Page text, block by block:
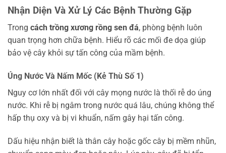
Nhận Diện Và Xử Lý Các Bệnh Thường Gặp
Trong cách trồng xương rồng sen đá, phòng bệnh luôn
quan trọng hơn chữa bệnh. Hiểu rõ các mối đe dọa giúp
bảo vệ cây khỏi sự tấn công của mầm bệnh.
Úng Nước Và Nấm Mốc (Kẻ Thù Số 1)
Nguy cơ lớn nhất đối với cây mọng nước là thối rễ do úng
nước. Khi rễ bị ngâm trong nước quá lâu, chúng không thể
hấp thụ oxy và bị vi khuẩn, nấm gây hại tấn công.
Dấu hiệu nhận biết là thân cây hoặc gốc cây bị mềm nhũn,